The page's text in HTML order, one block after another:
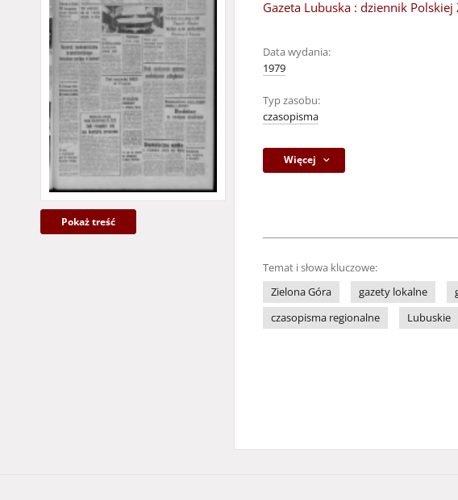
Pokaż treść
Gazeta Lubuska : dziennik
Data wydania:
1979
Typ zasobu:
czasopisma
Więcej
Temat i słowa kluczowe:
Zielona Góra
gazety lokalne
czasopisma regionalne
Lubuskie